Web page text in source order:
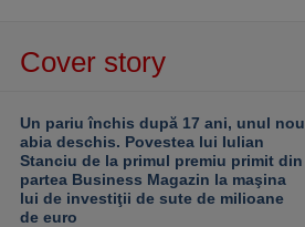
Cover story
Un pariu închis după 17 ani, unul nou
abia deschis. Povestea lui Iulian
Stanciu de la primul premiu primit din
partea Business Magazin la maşina
lui de investiţii de sute de milioane
de euro